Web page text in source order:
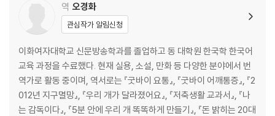
역 오경화
관심작가 알림신청
이화여자대학교 신문방송학과를 졸업하고 동 대학원 한국학 한국어
교육 과정을 수료했다. 현재 실용, 소설, 만화 등 다양한 분야에서 번
역가로 활동 중이며, 역서로는 『굿바이 요통』, 『굿바이 어깨통증』, 『2
012년 지구멸망』, 『우리 개가 달라졌어요』, 『저축생활 교과서』, 『나
는 감독이다』, 『5분 안에 우리 개 똑똑하게 만들기』, 『돈 밝히는 20대